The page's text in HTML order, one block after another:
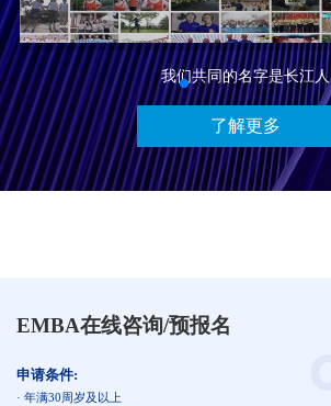
我们共同的名字是长江人
了解更多
EMBA在线咨询/预报名
申请条件:
· 年满30周岁及以上